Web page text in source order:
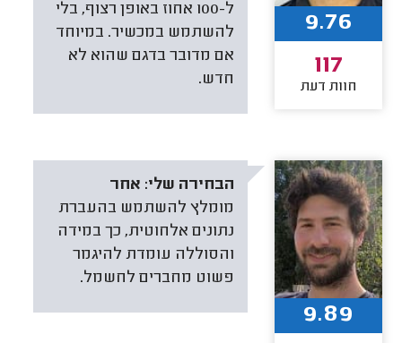
ל-100 אחוז באופן רצוף, בלי
להשתמש במכשיר. במיוחד
אם מדובר בדגם שהוא לא
חדש.
9.76
117
חוות דעת
הבחירה שלי: אחר
מומלץ להשתמש בהעברת
נתונים אלחוטית, כך במידה
והסוללה עומדת להיגמר
פשוט מחברים לחשמל.
9.89